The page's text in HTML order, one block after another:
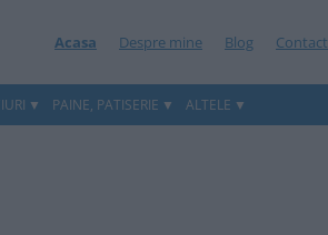
Acasa Despre mine Blog Contact
PAINE, PATISERIE ALTELE